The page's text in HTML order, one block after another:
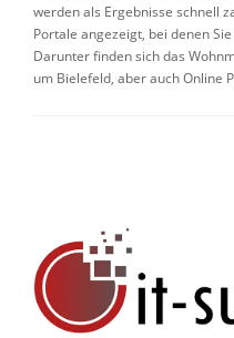
werden als Ergebnisse schnell
Portale angezeigt, bei denen
Darunter finden sich das
um Bielefeld, aber auch Online